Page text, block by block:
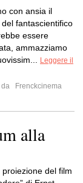
con ansia il
fantascientifico
essere
ammazziamo
Leggere il
da
Frenckcinema
alla
del film